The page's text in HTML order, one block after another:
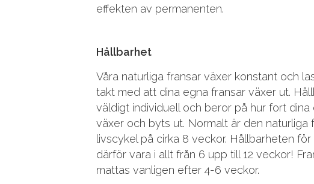
effekten av permanenten.
Hållbarhet
Våra naturliga fransar växer konstant och
takt med att dina egna fransar växer ut.
väldigt individuell och beror på hur fort dina
växer och byts ut. Normalt är den naturliga
livscykel på cirka 8 veckor. Hållbarheten för
därför vara i allt från 6 upp till 12 veckor!
mattas vanligen efter 4-6 veckor.